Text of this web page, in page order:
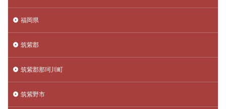
福岡県
筑紫郡
筑紫郡那珂川町
筑紫野市